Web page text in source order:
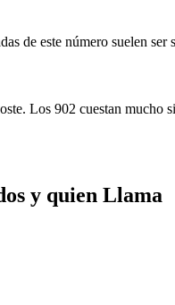
de este número suelen
Los 902 cuestan
y quien Llama